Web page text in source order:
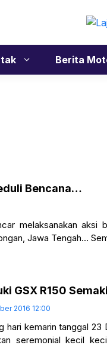
Berita
Bencana…
melaksanakan aksi
Jawa Tengah…
GSX R150
2016 12:00
hari kemarin tanggal 23
seremonial kecil